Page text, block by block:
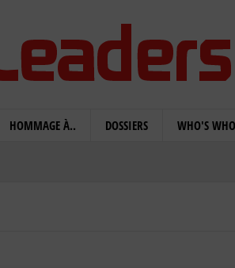
HOMMAGE À.. DOSSIERS WHO'S WHO